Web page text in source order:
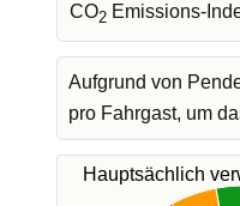
CO2 Emissions-
Aufgrund von
pro Fahrgast, um
Hauptsächlich